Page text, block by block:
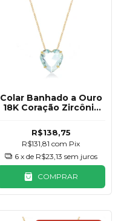
Colar Banhado a Ouro
18K Coração Zircônia
R$138,75
R$131,81com Pix
6 x de R$23,13 sem juros
COMPRAR